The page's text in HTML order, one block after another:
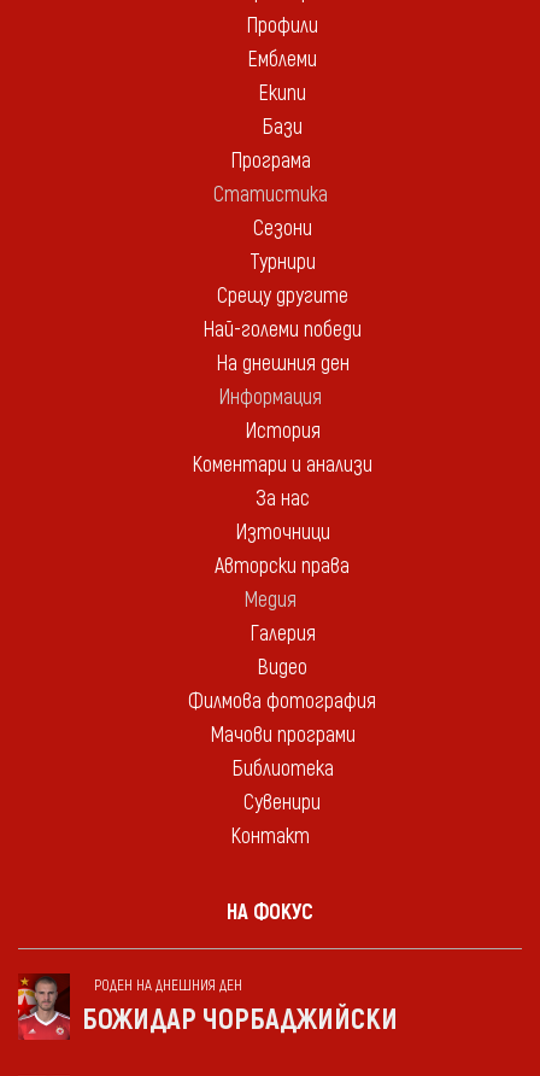
Профили
Емблеми
Екипи
Бази
Програма
Статистика
Сезони
Турнири
Срещу другите
Най-големи победи
На днешния ден
Информация
История
Коментари и анализи
За нас
Източници
Авторски права
Медия
Галерия
Видео
Филмова фотография
Мачови програми
Библиотека
Сувенири
Контакт
НА ФОКУС
РОДЕН НА ДНЕШНИЯ ДЕН
БОЖИДАР ЧОРБАДЖИЙСКИ